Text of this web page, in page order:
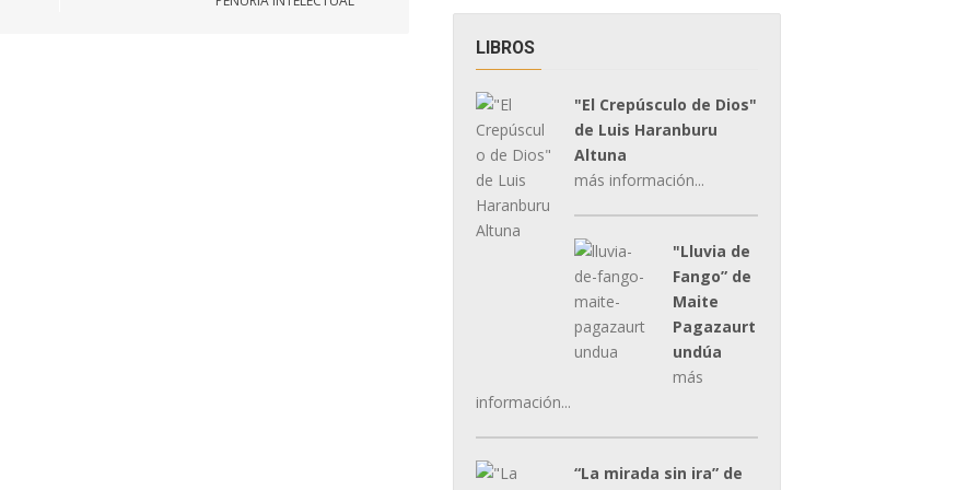
LIBROS
"El Crepúsculo de Dios"
de Luis Haranburu
Altuna
más información...
"Lluvia de
Fango” de
Maite
Pagazaurt
undúa
más
información...
“La mirada sin ira” de